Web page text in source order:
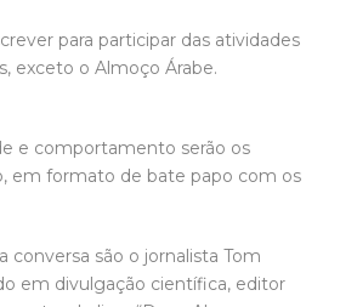
para participar das atividades
exceto o Almoço Árabe.
e comportamento serão os
em formato de bate papo com os
conversa são o jornalista Tom
em divulgação científica, editor